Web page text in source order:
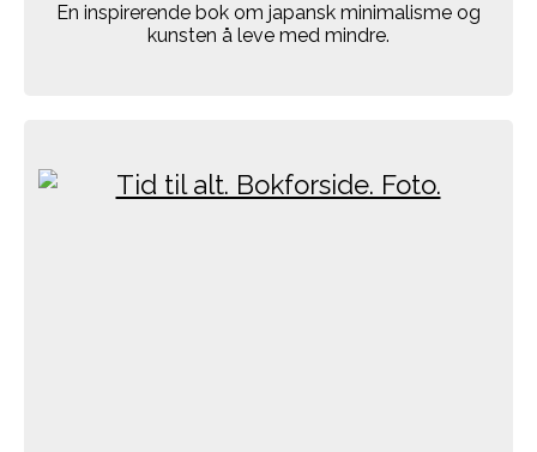
En inspirerende bok om japansk minimalisme og
kunsten å leve med mindre.